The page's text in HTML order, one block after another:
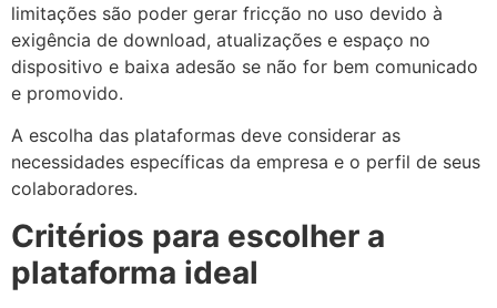
limitações são poder gerar fricção no uso devido à
exigência de download, atualizações e espaço no
dispositivo e baixa adesão se não for bem comunicado
e promovido.
A escolha das plataformas deve considerar as
necessidades específicas da empresa e o perfil de seus
colaboradores.
Critérios para escolher a
plataforma ideal